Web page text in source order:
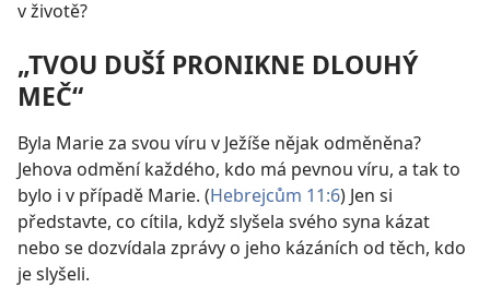
v životě?
„TVOU DUŠÍ PRONIKNE DLOUHÝ
MEČ“
Byla Marie za svou víru v Ježíše nějak odměněna?
Jehova odmění každého, kdo má pevnou víru, a tak to
bylo i v případě Marie. (Hebrejcům 11:6) Jen si
představte, co cítila, když slyšela svého syna kázat
nebo se dozvídala zprávy o jeho kázáních od těch, kdo
je slyšeli.